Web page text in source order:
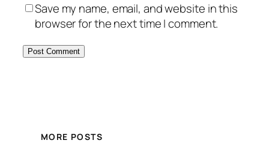
Save my name, email, and website in this
browser for the next time I comment.
MORE POSTS